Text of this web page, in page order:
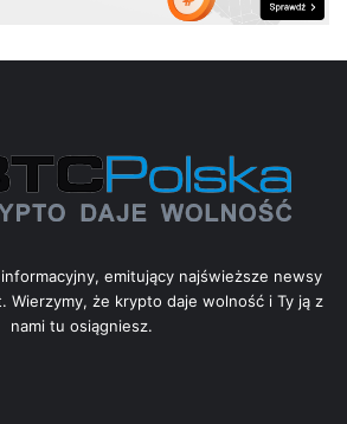
emitujący najświeższe newsy
Wierzymy, że krypto daje wolność i Ty ją z
nami tu osiągniesz.